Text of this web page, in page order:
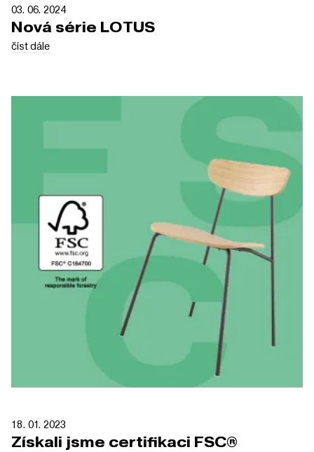
03. 06. 2024
Nová série LOTUS
číst dále
18. 01. 2023
Získali jsme certifikaci FSC®